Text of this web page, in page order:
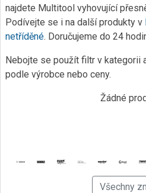
najdete Multitool vyhovující
Podívejte se i na další produkty v
netříděné. Doručujeme do 24
Nebojte se použít filtr v kategorii
podle výrobce nebo ceny.
Žádné
Všechny